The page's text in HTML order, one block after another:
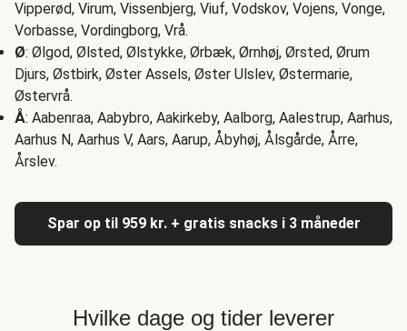
Vipperød, Virum, Vissenbjerg, Viuf, Vodskov, Vojens, Vonge,
Vorbasse, Vordingborg, Vrå.
Ø: Ølgod, Ølsted, Ølstykke, Ørbæk, Ørnhøj, Ørsted, Ørum
Djurs, Østbirk, Øster Assels, Øster Ulslev, Østermarie,
Østervrå.
Å: Aabenraa, Aabybro, Aakirkeby, Aalborg, Aalestrup, Aarhus,
Aarhus N, Aarhus V, Aars, Aarup, Åbyhøj, Ålsgårde, Årre,
Årslev.
Spar op til 959 kr. + gratis snacks i 3 måneder
Hvilke dage og tider leverer